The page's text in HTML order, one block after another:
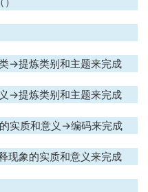
→提炼类别和主题来完成
→提炼类别和主题来完成
实质和意义 →编码来完成
现象的实质和意义来完成